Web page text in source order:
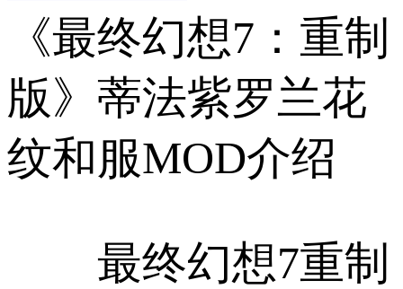
《最终幻想7：重制
版》蒂法紫罗兰花
纹和服MOD介绍
最终幻想7重制